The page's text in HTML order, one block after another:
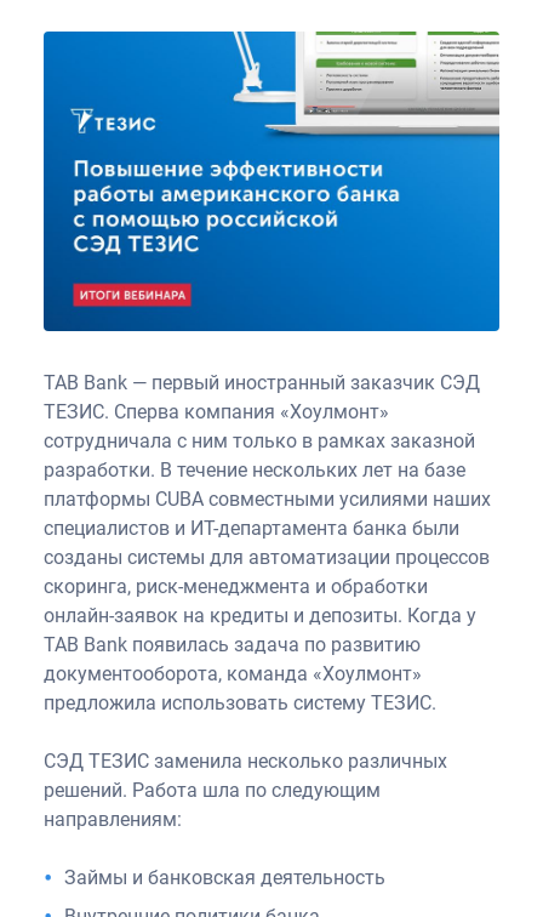
TAB Bank — первый иностранный заказчик СЭД
ТЕЗИС. Сперва компания «Хоулмонт»
сотрудничала с ним только в рамках заказной
разработки. В течение нескольких лет на базе
платформы CUBA совместными усилиями наших
специалистов и ИТ-департамента банка были
созданы системы для автоматизации процессов
скоринга, риск-менеджмента и обработки
онлайн-заявок на кредиты и депозиты. Когда у
TAB Bank появилась задача по развитию
документооборота, команда «Хоулмонт»
предложила использовать систему ТЕЗИС.
СЭД ТЕЗИС заменила несколько различных
решений. Работа шла по следующим
направлениям:
Займы и банковская деятельность